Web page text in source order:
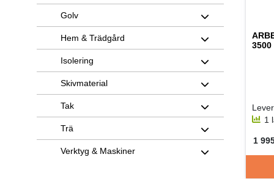
Golv
Hem & Trädgård
Isolering
Skivmaterial
Tak
Trä
Verktyg & Maskiner
3500
1
1
SEK